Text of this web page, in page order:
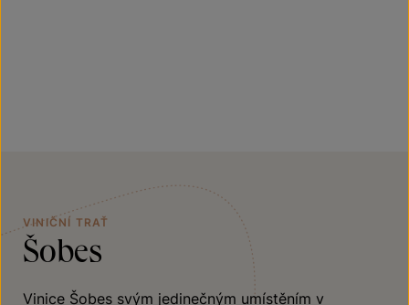
VINIČNÍ TRAŤ
Šobes
Vinice Šobes svým jedinečným umístěním v